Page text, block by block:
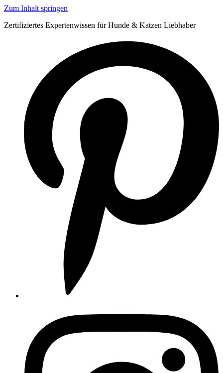
Zum Inhalt springen
Zertifiziertes Expertenwissen für Hunde & Katzen Liebhaber